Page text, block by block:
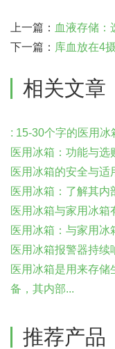
上一篇： 血液存储：
下一篇： 库血放在4
相关文章
: 15-30个字的医用冰
医用冰箱：功能与选
医用冰箱的安全与适
医用冰箱：了解其内
医用冰箱与家用冰箱
医用冰箱：与家用冰
医用冰箱报警器持续
医用冰箱是用来存储
备，其内部...
推荐产品